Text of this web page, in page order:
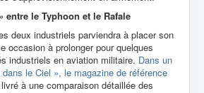
entre le Typhoon et le Rafale
deux industriels parviendra à placer son
occasion à prolonger pour quelques
industriels en aviation militaire. Dans un
le Ciel », le magazine de référence
livré à une comparaison détaillée des